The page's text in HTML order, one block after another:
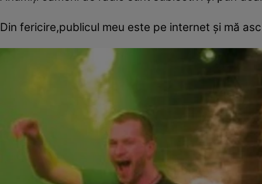
Din fericire,publicul meu este pe internet şi mă